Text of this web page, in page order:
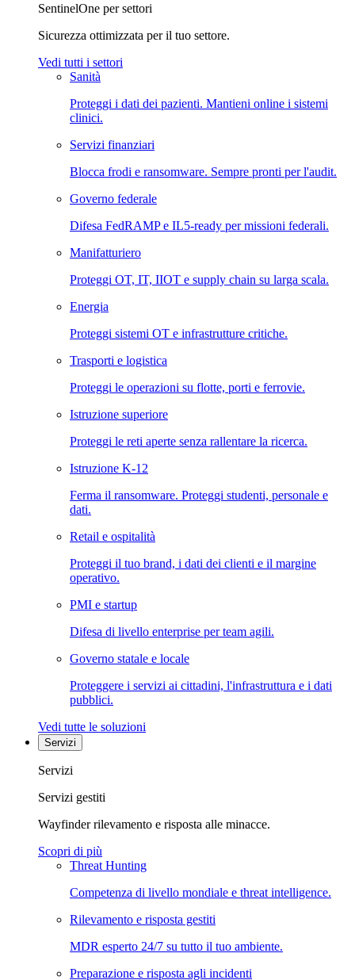
SentinelOne per settori
Sicurezza ottimizzata per il tuo settore.
Vedi tutti i settori
Sanità
Proteggi i dati dei pazienti. Mantieni online i sistemi
clinici.
Servizi finanziari
Blocca frodi e ransomware. Sempre pronti per l'audit.
Governo federale
Difesa FedRAMP e IL5-ready per missioni federali.
Manifatturiero
Proteggi OT, IT, IIOT e supply chain su larga scala.
Energia
Proteggi sistemi OT e infrastrutture critiche.
Trasporti e logistica
Proteggi le operazioni su flotte, porti e ferrovie.
Istruzione superiore
Proteggi le reti aperte senza rallentare la ricerca.
Istruzione K-12
Ferma il ransomware. Proteggi studenti, personale e
dati.
Retail e ospitalità
Proteggi il tuo brand, i dati dei clienti e il margine
operativo.
PMI e startup
Difesa di livello enterprise per team agili.
Governo statale e locale
Proteggere i servizi ai cittadini, l'infrastruttura e i dati
pubblici.
Vedi tutte le soluzioni
Servizi
Servizi
Servizi gestiti
Wayfinder rilevamento e risposta alle minacce.
Scopri di più
Threat Hunting
Competenza di livello mondiale e threat intelligence.
Rilevamento e risposta gestiti
MDR esperto 24/7 su tutto il tuo ambiente.
Preparazione e risposta agli incidenti